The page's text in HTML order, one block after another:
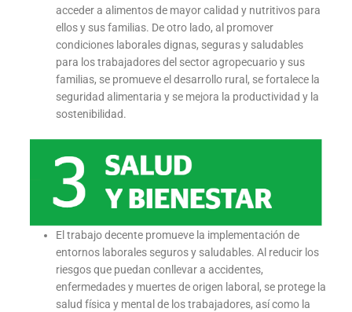
acceder a alimentos de mayor calidad y nutritivos para
ellos y sus familias. De otro lado, al promover
condiciones laborales dignas, seguras y saludables
para los trabajadores del sector agropecuario y sus
familias, se promueve el desarrollo rural, se fortalece la
seguridad alimentaria y se mejora la productividad y la
sostenibilidad.
El trabajo decente promueve la implementación de
entornos laborales seguros y saludables. Al reducir los
riesgos que puedan conllevar a accidentes,
enfermedades y muertes de origen laboral, se protege la
salud física y mental de los trabajadores, así como la